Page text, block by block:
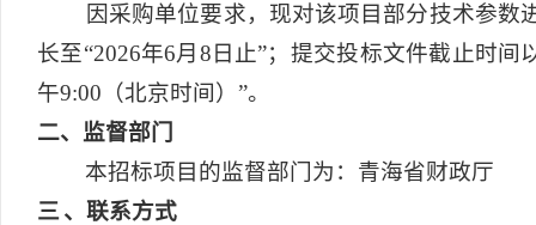
因采购单位要求，现对该项目部分技术参数
长至“2026年6月8日止”；提交投标文件截止时
午9:00（北京时间）”。
二、监督部门
本招标项目的监督部门为：青海省财政厅
三、联系方式